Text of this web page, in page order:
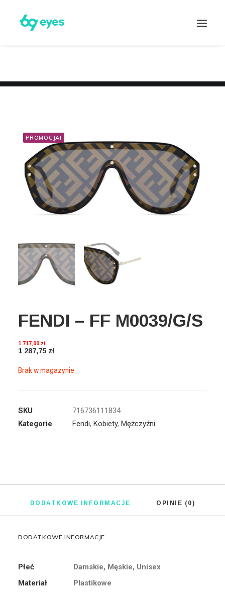
Wyszukiwanie
Koszyk
PROMOCJA!
FENDI – FF M0039/G/S
1 717,00zł
1 287,75 zł
Brak w magazynie
SKU
716736111834
Kategorie
Fendi, Kobiety, Mężczyźni
DODATKOWE INFORMACJE OPINIE (0)
DODATKOWE INFORMACJE
Płeć
Damskie, Męskie, Unisex
Materiał
Plastikowe